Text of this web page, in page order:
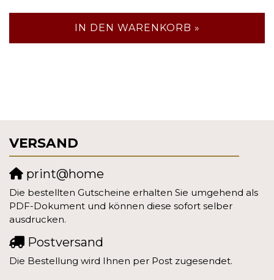
IN DEN WARENKORB »
VERSAND
print@home
Die bestellten Gutscheine erhalten Sie umgehend als
PDF-Dokument und können diese sofort selber
ausdrucken.
Postversand
Die Bestellung wird Ihnen per Post zugesendet.